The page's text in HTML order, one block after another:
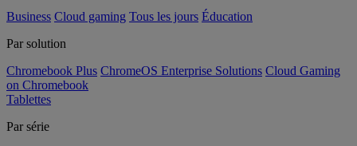
Business Cloud gaming Tous les jours Éducation
Par solution
Chromebook Plus ChromeOS Enterprise Solutions Cloud Gaming
on Chromebook
Tablettes
Par série